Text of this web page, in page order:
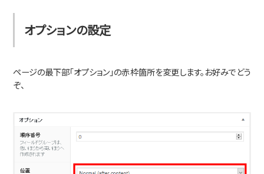
オプションの設定
ページの最下部「オプション」の赤枠箇所を変更します。お好みでどう
ぞ、